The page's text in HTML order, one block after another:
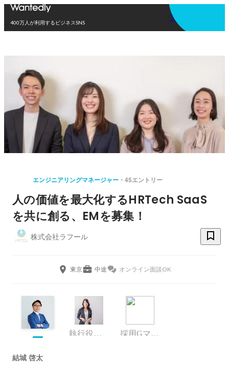
400万人が利用するビジネスSNS
アプリを使う
エンジニアリングマネージャー 45エントリー
人の価値を最大化するHRTech SaaS
を共に創る、EMを募集！
株式会社ラフール
東京 中途 オンライン面談OK
執行役員 プロダクトマーケティング事業部 部長 採用Gマネージャー
結城 啓太